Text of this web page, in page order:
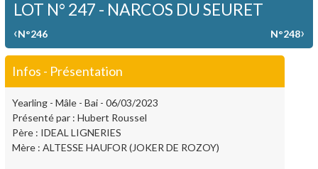
LOT N° 247 - NARCOS DU SEURET
‹N°246 N°248›
Infos - Présentation
Yearling - Mâle - Bai - 06/03/2023
Présenté par : Hubert Roussel
Père : IDEAL LIGNERIES
Mère : ALTESSE HAUFOR (JOKER DE ROZOY)